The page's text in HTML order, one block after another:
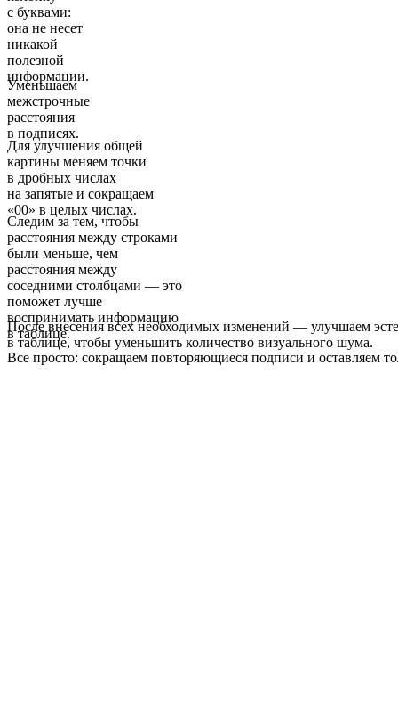
с буквами:
она не несет
никакой
полезной
информации.
Уменьшаем
межстрочные
расстояния
в подписях.
Для улучшения общей
картины меняем точки
в дробных числах
на запятые и сокращаем
«00» в целых числах.
Следим за тем, чтобы
расстояния между строками
были меньше, чем
расстояния между
соседними столбцами — это
поможет лучше
воспринимать информацию
в таблице.
После внесения всех необходимых изменений — улучшаем
в таблице, чтобы уменьшить количество визуального шума.
Все просто: сокращаем повторяющиеся подписи и оставляем